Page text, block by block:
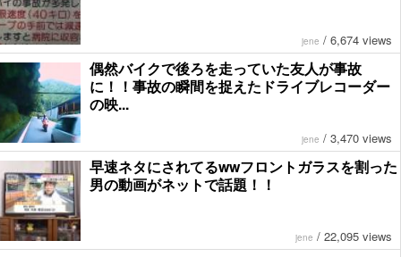
jene / 6,674 views
偶然バイクで後ろを走っていた友人が事故
に！！事故の瞬間を捉えたドライブレコーダー
の映...
jene / 3,470 views
早速ネタにされてるwwフロントガラスを割った
男の動画がネットで話題！！
jene / 22,095 views